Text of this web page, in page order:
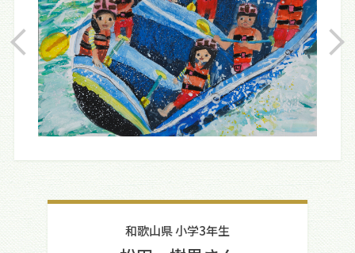
和歌山県 小学3年生